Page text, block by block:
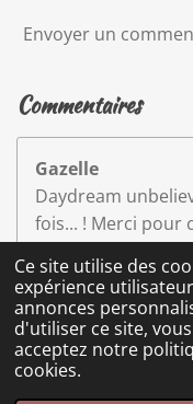
Ce site utilise des
expérience
annonces
d'utiliser ce site,
acceptez notre
cookies.
Envoyer un
Commentaires
Gazelle
Daydream
fois... ! Merci pour
Certains liens présents
affiliés. Merci pour votre
une totale indépendance